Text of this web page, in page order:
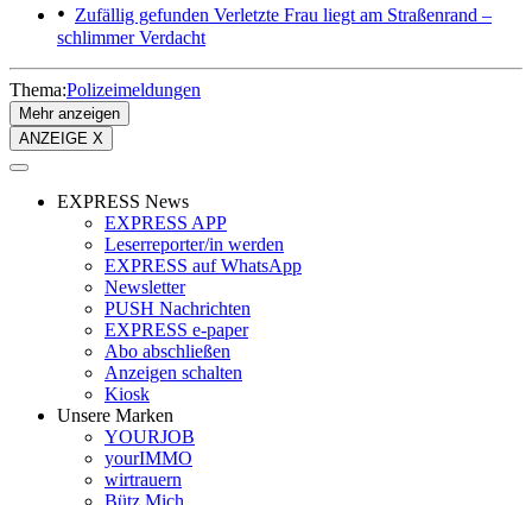
Zufällig gefunden Verletzte Frau liegt am Straßenrand –
schlimmer Verdacht
Thema:Polizeimeldungen
Mehr anzeigen
ANZEIGE X
EXPRESS News
EXPRESS APP
Leserreporter/in werden
EXPRESS auf WhatsApp
Newsletter
PUSH Nachrichten
EXPRESS e-paper
Abo abschließen
Anzeigen schalten
Kiosk
Unsere Marken
YOURJOB
yourIMMO
wirtrauern